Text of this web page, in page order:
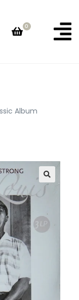
0
Album